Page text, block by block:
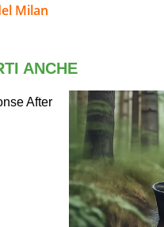
Milan